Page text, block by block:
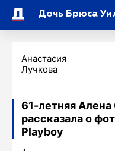
Анастасия
Лучкова
61-летняя
рассказала о
Playboy